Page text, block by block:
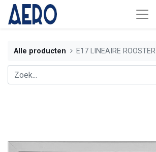
Alle producten E17 LINEAIRE ROOSTER